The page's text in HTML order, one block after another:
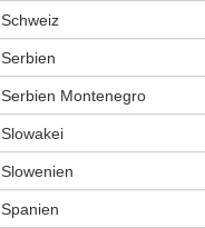
Schweiz
Serbien
Serbien Montenegro
Slowakei
Slowenien
Spanien